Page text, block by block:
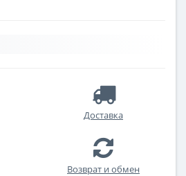
Доставка
Возврат и обмен